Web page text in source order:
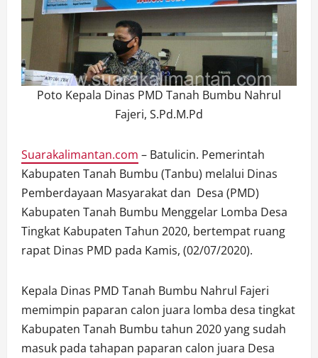
Poto Kepala Dinas PMD Tanah Bumbu Nahrul
Fajeri, S.Pd.M.Pd
Suarakalimantan.com – Batulicin. Pemerintah
Kabupaten Tanah Bumbu (Tanbu) melalui Dinas
Pemberdayaan Masyarakat dan Desa (PMD)
Kabupaten Tanah Bumbu Menggelar Lomba Desa
Tingkat Kabupaten Tahun 2020, bertempat ruang
rapat Dinas PMD pada Kamis, (02/07/2020).
Kepala Dinas PMD Tanah Bumbu Nahrul Fajeri
memimpin paparan calon juara lomba desa tingkat
Kabupaten Tanah Bumbu tahun 2020 yang sudah
masuk pada tahapan paparan calon juara Desa